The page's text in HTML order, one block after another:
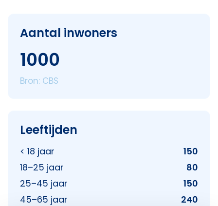
Aantal inwoners
1000
Bron: CBS
Leeftijden
< 18 jaar
150
18–25 jaar
80
25–45 jaar
150
45–65 jaar
240